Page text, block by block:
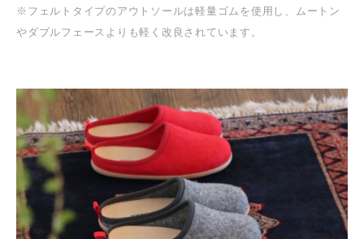
※フェルトタイプのアウトソールは軽量ゴムを使用し、ムートン
やダブルフェースよりも軽く改良されています。